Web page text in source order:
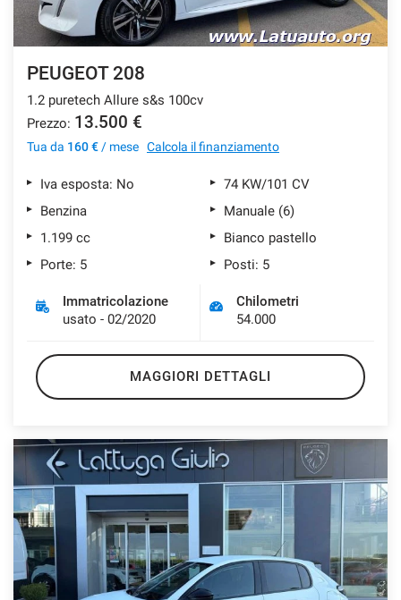
PEUGEOT 208
1.2 puretech Allure s&s 100cv
Prezzo: 13.500 €
Tua da 160 € / mese Calcola il finanziamento
Iva esposta: No
74 KW/101 CV
Benzina
Manuale (6)
1.199 cc
Bianco pastello
Porte: 5
Posti: 5
Immatricolazione
usato - 02/2020
Chilometri
54.000
MAGGIORI DETTAGLI